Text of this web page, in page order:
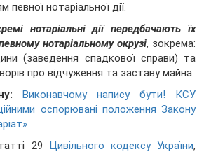
певної нотаріальної дії.
нотаріальні дії передбачають їх
нотаріальному окрузі, зокрема:
(заведення спадкової справи) та
про відчуження та заставу майна.
Виконавчому напису бути! КСУ
оспорювані положення Закону
29 Цивільного кодексу України,